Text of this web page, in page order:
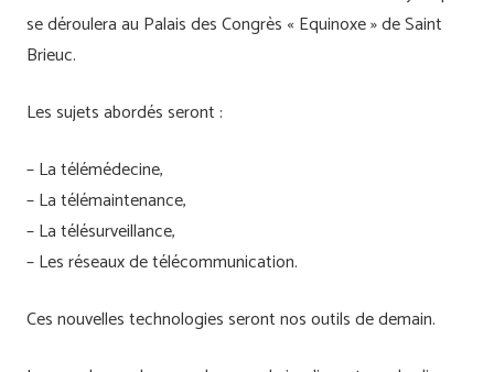
se déroulera au Palais des Congrès « Equinoxe » de Saint
Brieuc.
Les sujets abordés seront :
– La télémédecine,
– La télémaintenance,
– La télésurveillance,
– Les réseaux de télécommunication.
Ces nouvelles technologies seront nos outils de demain.